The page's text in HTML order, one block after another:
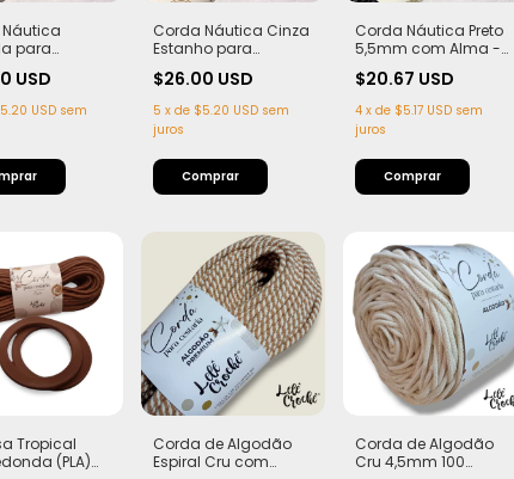
para
Leve e
| 50
USD
USD sem
Corda Náutica Cinza
Estanho para
Alma - Firme, Leve e
Estruturada | 50
metros
$26.00 USD
5 x de $5.20 USD sem
juros
Corda Náutica Preto
5,5mm com Alma -
metros
$20.67 USD
4 x de $5.17 USD sem
juros
Tropical
(PLA)
Corda de Algodão
Espiral Cru com
Corda de Algodão
Cru 4,5mm 100